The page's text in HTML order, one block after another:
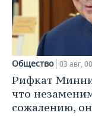
Общество 03 авг,
Рифкат
что
сожалению,